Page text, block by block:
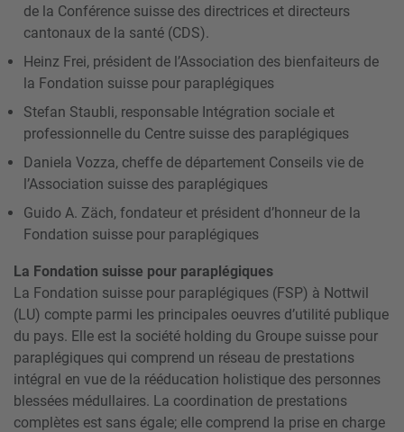
de la Conférence suisse des directrices et directeurs
cantonaux de la santé (CDS).
Heinz Frei, président de l’Association des bienfaiteurs de
la Fondation suisse pour paraplégiques
Stefan Staubli, responsable Intégration sociale et
professionnelle du Centre suisse des paraplégiques
Daniela Vozza, cheffe de département Conseils vie de
l’Association suisse des paraplégiques
Guido A. Zäch, fondateur et président d’honneur de la
Fondation suisse pour paraplégiques
La Fondation suisse pour paraplégiques
La Fondation suisse pour paraplégiques (FSP) à Nottwil
(LU) compte parmi les principales oeuvres d’utilité publique
du pays. Elle est la société holding du Groupe suisse pour
paraplégiques qui comprend un réseau de prestations
intégral en vue de la rééducation holistique des personnes
blessées médullaires. La coordination de prestations
complètes est sans égale; elle comprend la prise en charge